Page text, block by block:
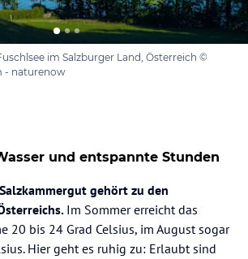
im Salzburger Land, Österreich ©
- naturenow
und entspannte Stunden
gehört zu den
Im Sommer erreicht das
20 bis 24 Grad Celsius, im August sogar
Hier geht es ruhig zu: Erlaubt sind